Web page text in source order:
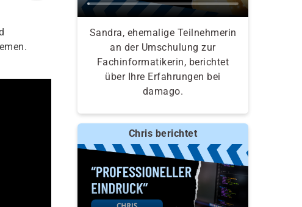
Sandra, ehemalige Teilnehmerin
an der Umschulung zur
Fachinformatikerin, berichtet
über Ihre Erfahrungen bei
damago.
Chris berichtet